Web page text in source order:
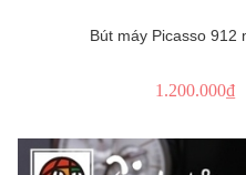
Bút máy Picasso 912
1.200.000₫